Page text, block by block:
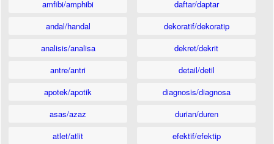
amfibi/amphibi
andal/handal
analisis/analisa
antre/antri
apotek/apotik
asas/azaz
atlet/atlit
daftar/daptar
dekoratif/dekoratip
dekret/dekrit
detail/detil
diagnosis/diagnosa
durian/duren
efektif/efektip